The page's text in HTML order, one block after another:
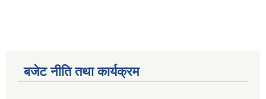
बजेट नीति तथा कार्यक्रम